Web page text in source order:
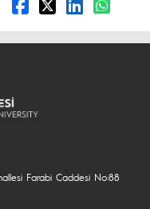
Farabi Caddesi No:88